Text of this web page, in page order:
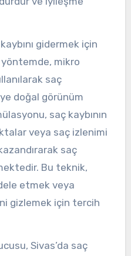
gidermek için
mikro
saç
doğal görünüm
saç kaybının
veya saç izlenimi
saç
Bu teknik,
etmek veya
gizlemek için tercih
Sivas’da saç